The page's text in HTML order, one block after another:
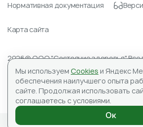
2026© ООО "Состояние здоровья" Все
Лицензия № Л041-01148-78/00351488 от
ИНН 7804590151, ОГРН 1177847059345
Адрес для корреспонденции: 197183,
здоровья», а/я №10
Нормативная документация
Карта сайта
ИМЕЮТСЯ ПРОТИВОПОКАЗАНИЯ,
КОНСУЛЬТАЦИЯ СПЕЦИАЛИСТА
Мы используем Cookies и Яндекс
обеспечения наилучшего опыта
сайте. Продолжая использовать
соглашаетесь с условиями.
Ок